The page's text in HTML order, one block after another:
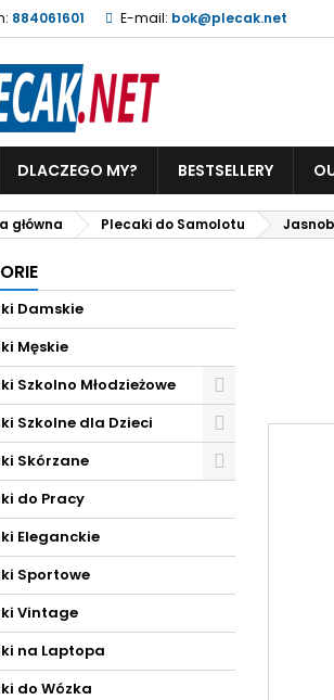
884061601 E-mail: bok@plecak.net
DLACZEGO MY? BESTSELLERY
główna Plecaki do Samolotu
Damskie
Męskie
Szkolno Młodzieżowe
Szkolne dla Dzieci
Skórzane
do Pracy
Eleganckie
Sportowe
Vintage
na Laptopa
do Wózka